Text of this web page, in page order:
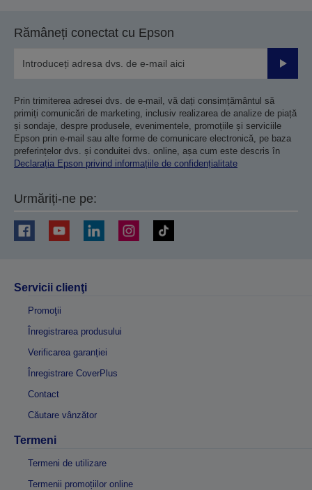
Rămâneți conectat cu Epson
Prin trimiterea adresei dvs. de e-mail, vă dați consimțământul să
primiți comunicări de marketing, inclusiv realizarea de analize de piață
și sondaje, despre produsele, evenimentele, promoțiile și serviciile
Epson prin e-mail sau alte forme de comunicare electronică, pe baza
preferințelor dvs. și conduitei dvs. online, așa cum este descris în
Declarația Epson privind informațiile de confidențialitate
Urmăriți-ne pe:
Servicii clienţi
Promoţii
Înregistrarea produsului
Verificarea garanției
Înregistrare CoverPlus
Contact
Căutare vânzător
Termeni
Termeni de utilizare
Termenii promoțiilor online